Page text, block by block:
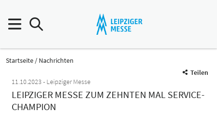
Startseite
Nachrichten
Teilen
11.10.2023
Leipziger Messe
LEIPZIGER MESSE ZUM ZEHNTEN MAL SERVICE-
CHAMPION